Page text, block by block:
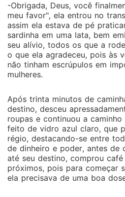
-Obrigada, Deus, você
meu favor", ela entrou no
assim ela estava de pé
sardinha em uma lata, bem
seu alívio, todos os que a
o que ela agradeceu, pois às
não tinham escrúpulos em
mulheres.
Após trinta minutos de
destino, desceu
roupas e continuou a
feito de vidro azul claro, que
régio, destacando-se entre
de dinheiro e poder, antes de
até seu destino, comprou
próximos, pois para começar
ela precisava de uma boa